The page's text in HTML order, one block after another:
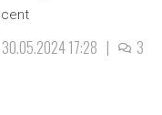
30.05.2024 17:28 | 3